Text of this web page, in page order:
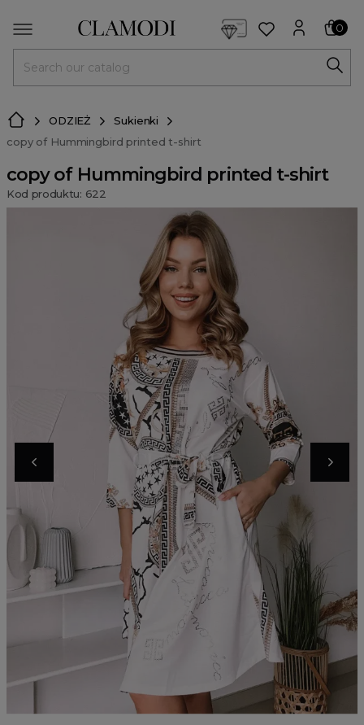
0
ODZIEŻ
Sukienki
copy of Hummingbird printed t-shirt
copy of Hummingbird printed t-shirt
Kod produktu: 622